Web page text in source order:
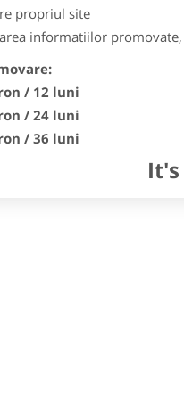
propriul site
informatiilor
/ 12 luni
/ 24 luni
/ 36 luni